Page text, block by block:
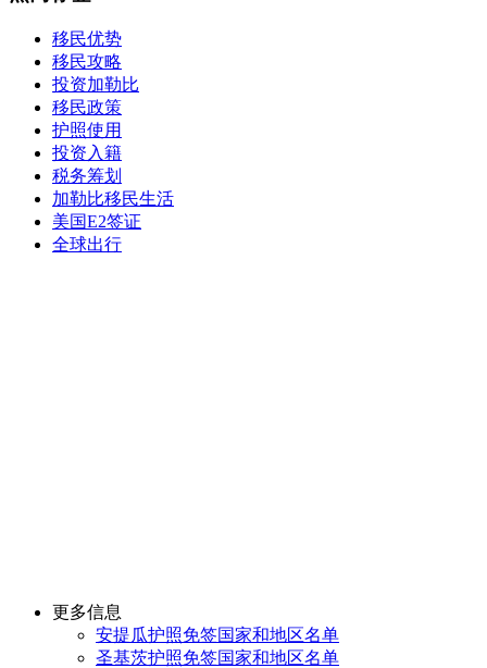
移民优势
移民攻略
投资加勒比
移民政策
护照使用
投资入籍
税务筹划
加勒比移民生活
美国E2签证
全球出行
更多信息
安提瓜护照免签国家和地区名单
圣基茨护照免签国家和地区名单